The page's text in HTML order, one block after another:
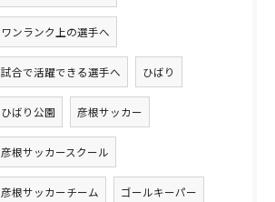
ワンランク上の選手へ
試合で活躍できる選手へ ひばり
ひばり公園 彦根サッカー
彦根サッカースクール
彦根サッカーチーム ゴールキーパー